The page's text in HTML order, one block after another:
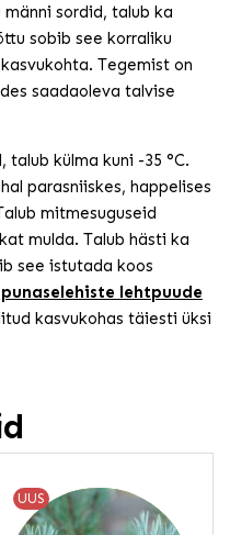
sordid, talub ka
sobib see korraliku
Tegemist on
saadaoleva talvise
külma kuni -35 °C.
parasniiskes, happelises
mitmesuguseid
mulda. Talub hästi ka
see istutada koos
punaselehiste lehtpuude
kasvukohas täiesti üksi
UUS